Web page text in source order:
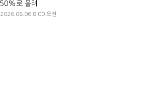
50%로 올려
2026.08.06 8:00 오전